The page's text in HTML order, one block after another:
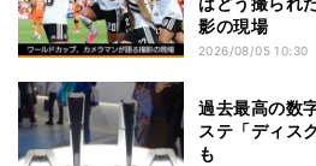
影の現場
2026/08/05 10:30
過去最高の数
ステ「ディス
も